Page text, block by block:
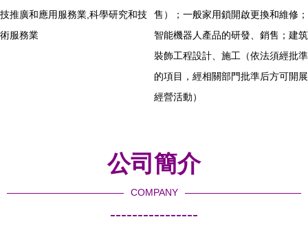
技推廣和應用服務業,科學研究和技
術服務業
售）；一般家用鎖開啟更換和維修；
智能機器人產品的研發、銷售；建筑
裝飾工程設計、施工（依法須經批準
的項目，經相關部門批準后方可開展
經營活動）
公司簡介
COMPANY
----------------